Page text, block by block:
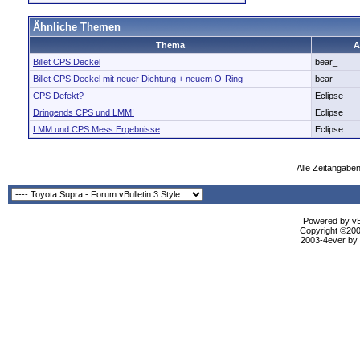
Ähnliche Themen
Thema
Billet CPS Deckel
bear_
Billet CPS Deckel mit neuer Dichtung + neuem O-Ring
bear_
CPS Defekt?
Eclipse
Dringends CPS und LMM!
Eclipse
LMM und CPS Mess Ergebnisse
Eclipse
Alle
Powered by
Copyright
2003-4ever by